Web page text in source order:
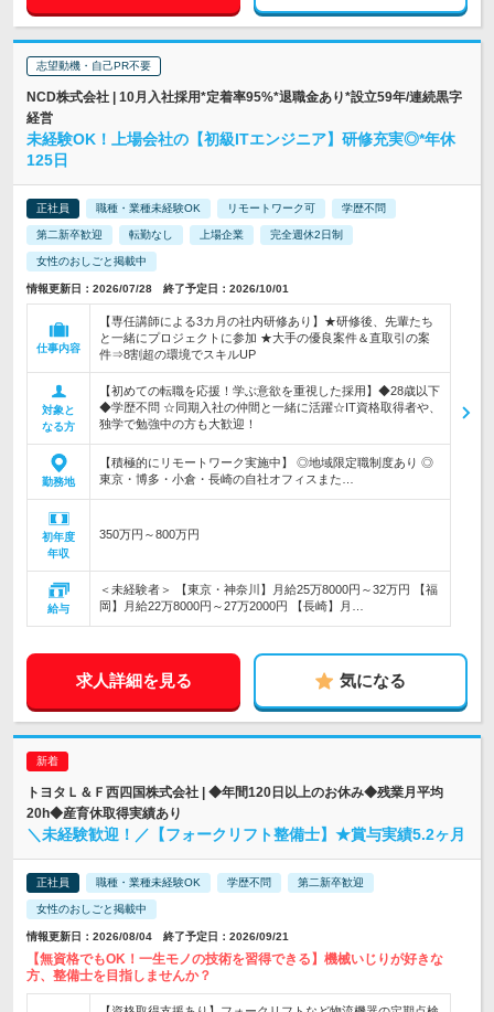
志望動機・自己PR不要
NCD株式会社 | 10月入社採用*定着率95%*退職金あり*設立59年/連続黒字
経営
未経験OK！上場会社の【初級ITエンジニア】研修充実◎*年休
125日
正社員 職種・業種未経験OK リモートワーク可 学歴不問
第二新卒歓迎 転勤なし 上場企業 完全週休2日制
女性のおしごと掲載中
情報更新日：2026/07/28 終了予定日：2026/10/01
仕事内容
【専任講師による3カ月の社内研修あり】★研修後、先輩たち
と一緒にプロジェクトに参加 ★大手の優良案件＆直取引の案
件⇒8割超の環境でスキルUP
対象と
なる方
【初めての転職を応援！学ぶ意欲を重視した採用】◆28歳以下
◆学歴不問 ☆同期入社の仲間と一緒に活躍☆IT資格取得者や、
独学で勉強中の方も大歓迎！
勤務地
【積極的にリモートワーク実施中】 ◎地域限定職制度あり ◎
東京・博多・小倉・長崎の自社オフィスまた…
初年度
年収
350万円～800万円
給与
＜未経験者＞ 【東京・神奈川】月給25万8000円～32万円 【福
岡】月給22万8000円～27万2000円 【長崎】月…
求人詳細を見る 気になる
トヨタＬ＆Ｆ西四国株式会社 | ◆年間120日以上のお休み◆残業月平均
20h◆産育休取得実績あり
＼未経験歓迎！／【フォークリフト整備士】★賞与実績5.2ヶ月
正社員 職種・業種未経験OK 学歴不問 第二新卒歓迎
女性のおしごと掲載中
情報更新日：2026/08/04 終了予定日：2026/09/21
【無資格でもOK！一生モノの技術を習得できる】機械いじりが好きな
方、整備士を目指しませんか？